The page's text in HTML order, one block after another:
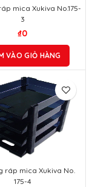
mica Xukiva No.175-
3
₫0
VÀO GIỎ HÀNG
ráp mica Xukiva No.
175-4